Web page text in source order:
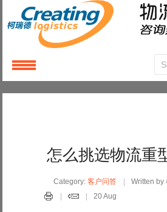
怎么挑选物流重
Category:客户问答 Written by
20 Aug
LoginorRegister